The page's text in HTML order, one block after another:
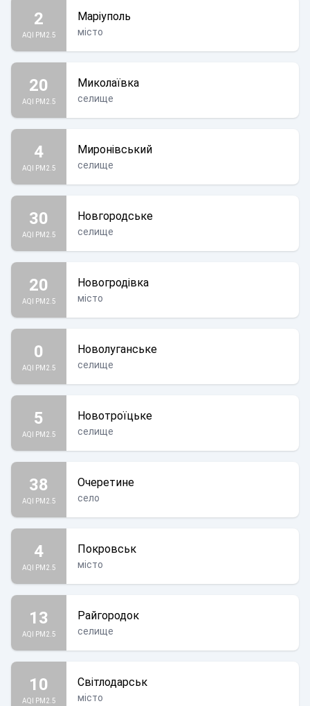
2
AQI PM2.5
Маріуполь
місто
20
AQI PM2.5
Миколаївка
селище
4
AQI PM2.5
Миронівський
селище
30
AQI PM2.5
Новгородське
селище
20
AQI PM2.5
Новогродівка
місто
0
AQI PM2.5
Новолуганське
селище
5
AQI PM2.5
Новотроїцьке
селище
38
AQI PM2.5
Очеретине
село
4
AQI PM2.5
Покровськ
місто
13
AQI PM2.5
Райгородок
селище
10
AQI PM2.5
Світлодарськ
місто